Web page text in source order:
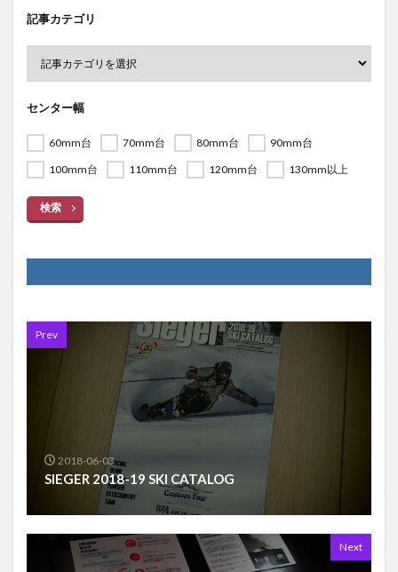
記事カテゴリ
センター幅
60mm台 70mm台 80mm台
90mm台
100mm台
110mm台 120mm台 130mm以上
検索
Prev
2018-06-03
SIEGER 2018-19 SKI CATALOG
Next